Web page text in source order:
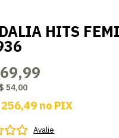
HITS
54,00
256,49 no PIX
Avalie